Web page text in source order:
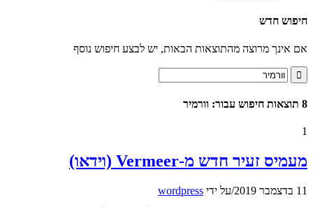
חיפוש חדש
אם אינך מרוצה מהתוצאות הבאות, יש לבצע חיפוש נוסף
8 תוצאות חיפוש עבור: וורמיר
1
מעמיס זעיר חדש מ-Vermeer (וידאו)
11 בדצמבר 2019 /על ידי wordpress